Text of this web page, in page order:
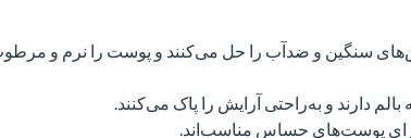
سنگین و ضدآب را حل می‌کنند و پوست را نرم و
دارند و به‌راحتی آرایش را پاک می‌کنند.
پوست‌های حساس مناسب‌اند.